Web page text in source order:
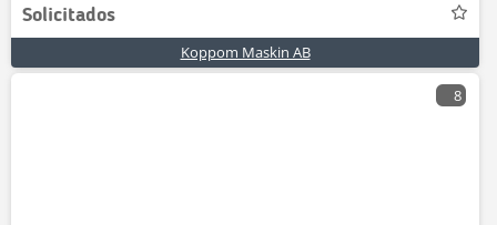
Solicitados
Koppom Maskin AB
8